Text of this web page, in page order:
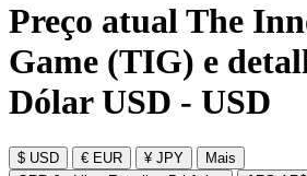
Preço atual The
Game (TIG) e
Dólar USD - USD
$ USD € EUR ¥ JPY
Mais